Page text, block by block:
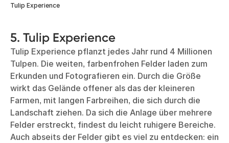
Tulip Experience
5. Tulip Experience
Tulip Experience pflanzt jedes Jahr rund 4 Millionen
Tulpen. Die weiten, farbenfrohen Felder laden zum
Erkunden und Fotografieren ein. Durch die Größe
wirkt das Gelände offener als das der kleineren
Farmen, mit langen Farbreihen, die sich durch die
Landschaft ziehen. Da sich die Anlage über mehrere
Felder erstreckt, findest du leicht ruhigere Bereiche.
Auch abseits der Felder gibt es viel zu entdecken: ein